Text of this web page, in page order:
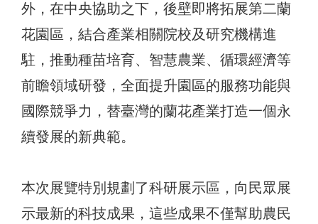
外，在中央協助之下，後壁即將拓展第二蘭
花園區，結合產業相關院校及研究機構進
駐，推動種苗培育、智慧農業、循環經濟等
前瞻領域研發，全面提升園區的服務功能與
國際競爭力，替臺灣的蘭花產業打造一個永
續發展的新典範。
本次展覽特別規劃了科研展示區，向民眾展
示最新的科技成果，這些成果不僅幫助農民